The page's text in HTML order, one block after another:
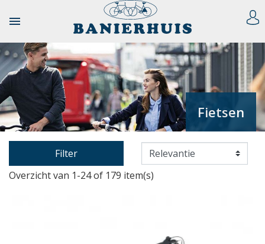

Fietsen
Filter
Overzicht van 1-24 of 179 item(s)